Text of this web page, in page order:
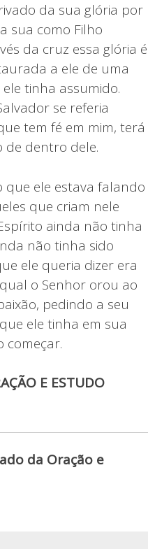
da sua glória por
sua como Filho
da cruz essa glória é
a ele de uma
tinha assumido.
se referia
tem fé em mim, terá
de dentro dele.
que ele estava falando
que criam nele
ainda não tinha
não tinha sido
ele queria dizer era
o Senhor orou ao
pedindo a seu
ele tinha em sua
começar.
E ESTUDO
da Oração e